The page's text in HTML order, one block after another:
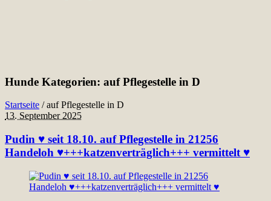
Hunde Kategorien: auf Pflegestelle in D
Startseite /auf Pflegestelle in D
13. September 2025
Pudin ♥ seit 18.10. auf Pflegestelle in 21256
Handeloh ♥+++katzenverträglich+++ vermittelt ♥